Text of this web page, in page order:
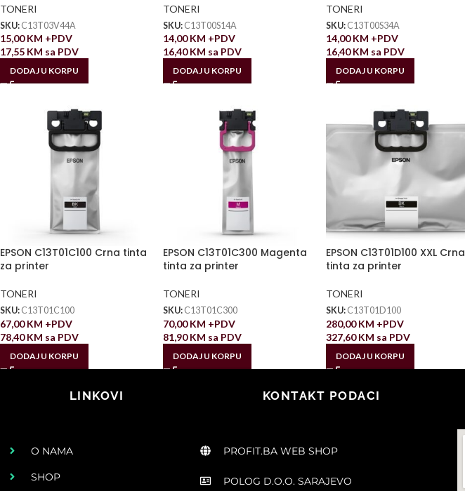
TONERI
SKU: C13T03V44A
15,00KM +PDV
17,55 KM sa PDV
DODAJ U KORPU
TONERI
SKU: C13T00S14A
14,00KM +PDV
16,40KM sa PDV
DODAJ U KORPU
TONERI
SKU: C13T00S34A
14,00KM +PDV
16,40KM sa PDV
DODAJ U KORPU
EPSON C13T01C100 Crna tinta
za printer
TONERI
SKU: C13T01C100
67,00KM +PDV
78,40KM sa PDV
DODAJ U KORPU
EPSON C13T01C300 Magenta
tinta za printer
TONERI
SKU: C13T01C300
70,00KM +PDV
81,90KM sa PDV
DODAJ U KORPU
EPSON C13T01D100 XXL Crna
tinta za printer
TONERI
SKU: C13T01D100
280,00KM +PDV
327,60KM sa PDV
DODAJ U KORPU
LINKOVI
O NAMA
SHOP
KONTAKT PODACI
PROFIT.BA WEB SHOP
POLOG D.O.O. SARAJEVO